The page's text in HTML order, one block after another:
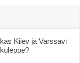
Kiiev ja Varssavi